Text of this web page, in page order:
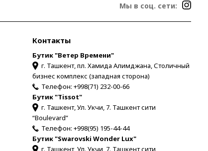
Мы в соц. сети:
Контакты
Бутик "Ветер Времени"
г. Ташкент, пл. Хамида Алимджана, Столичный
бизнес комплекс (западная сторона)
Телефон: +998(71) 232-00-66
Бутик "Tissot"
г. Ташкент, Ул. Укчи, 7. Ташкент сити
“Boulevard”
Телефон: +998(95) 195-44-44
Бутик "Swarovski Wonder Lux"
г. Ташкент, Ул. Укчи, 7. Ташкент сити